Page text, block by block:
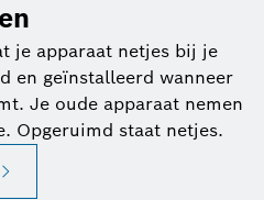
je apparaat netjes bij je
en geïnstalleerd wanneer
Je oude apparaat nemen
Opgeruimd staat netjes.